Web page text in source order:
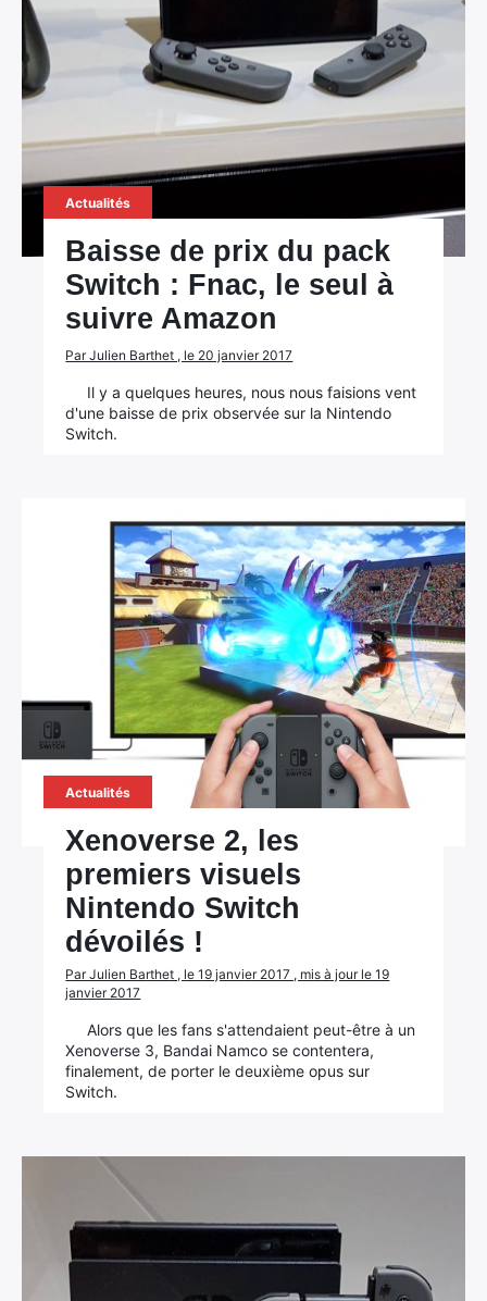
Actualités
Baisse de prix du pack
Switch : Fnac, le seul à
suivre Amazon
Par Julien Barthet , le 20 janvier 2017
Il y a quelques heures, nous nous faisions vent
d'une baisse de prix observée sur la Nintendo
Switch.
Actualités
Xenoverse 2, les
premiers visuels
Nintendo Switch
dévoilés !
Par Julien Barthet , le 19 janvier 2017 , mis à jour le 19
janvier 2017
Alors que les fans s'attendaient peut-être à un
Xenoverse 3, Bandai Namco se contentera,
finalement, de porter le deuxième opus sur
Switch.